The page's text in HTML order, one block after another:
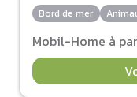
Bord de mer
Mobil-Home à